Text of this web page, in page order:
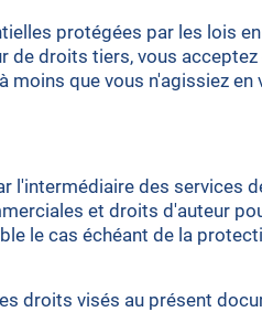
protégées par les lois
de droits tiers, vous acceptez
moins que vous n'agissiez en
l'intermédiaire des services
et droits d'auteur
le cas échéant de la
droits visés au présent